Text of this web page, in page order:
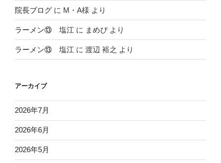
院長ブログ に M・A様 より
ラーメン⑬ 塩江 に まめぴより
ラーメン⑬ 塩江 に 渡辺 裕之 より
アーカイブ
2026年7月
2026年6月
2026年5月